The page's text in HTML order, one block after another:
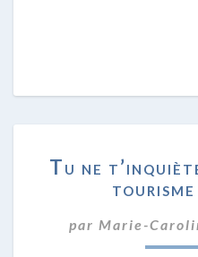
Tu ne
par Marie-